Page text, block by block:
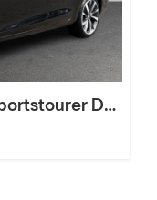
Seat Leon 1,4 eHybrid FR Sportstourer DSG